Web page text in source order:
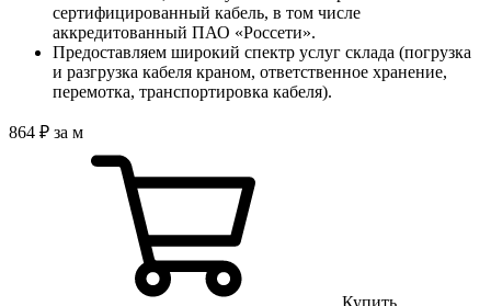
сертифицированный кабель, в том числе
аккредитованный ПАО «Россети».
Предоставляем широкий спектр услуг склада (погрузка
и разгрузка кабеля краном, ответственное хранение,
перемотка, транспортировка кабеля).
864 ₽ за м
Купить